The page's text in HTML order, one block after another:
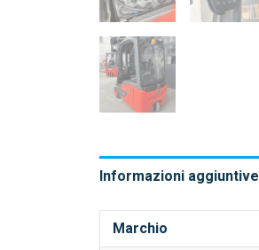
Informazioni aggiuntive
Marchio